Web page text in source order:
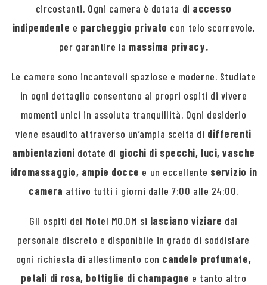
circostanti. Ogni camera è dotata di accesso
indipendente e parcheggio privato con telo scorrevole,
per garantire la massima privacy.
Le camere sono incantevoli spaziose e moderne. Studiate
in ogni dettaglio consentono ai propri ospiti di vivere
momenti unici in assoluta tranquillità. Ogni desiderio
viene esaudito attraverso un’ampia scelta di differenti
ambientazioni dotate di giochi di specchi, luci, vasche
idromassaggio, ampie docce e un eccellente servizio in
camera attivo tutti i giorni dalle 7:00 alle 24:00.
Gli ospiti del Motel MO.OM si lasciano viziare dal
personale discreto e disponibile in grado di soddisfare
ogni richiesta di allestimento con candele profumate,
petali di rosa, bottiglie di champagne e tanto altro